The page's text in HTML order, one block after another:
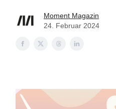
Moment Magazin
24. Februar 2024